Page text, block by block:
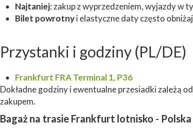
Najtaniej: zakup z wyprzedzeniem, wyjazdy w
Bilet powrotnyi elastyczne daty często
Przystanki i godziny (PL/DE)
Frankfurt FRA Terminal 1, P36
Dokładne godziny i ewentualne przesiadki zależą
zakupem.
Bagaż na trasie Frankfurt lotnisko - Polska